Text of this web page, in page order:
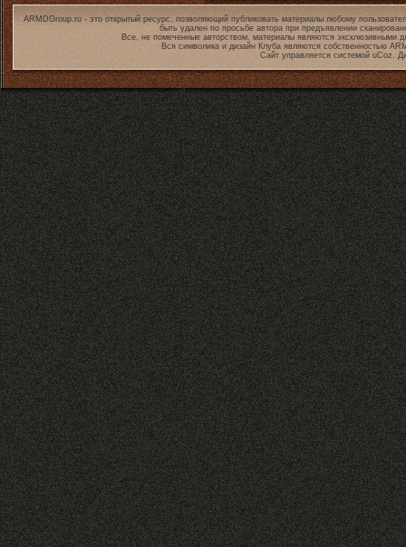
ARMDGroup.ru - это открытый ресурс, позволяющий публиковать материалы любому
быть удален по просьбе автора при предъявлении
Все, не помеченные авторством, материалы являются эксклюзивными
Вся символика и дизайн Клуба являются собственностью
Сайт управляется системой uCoz.